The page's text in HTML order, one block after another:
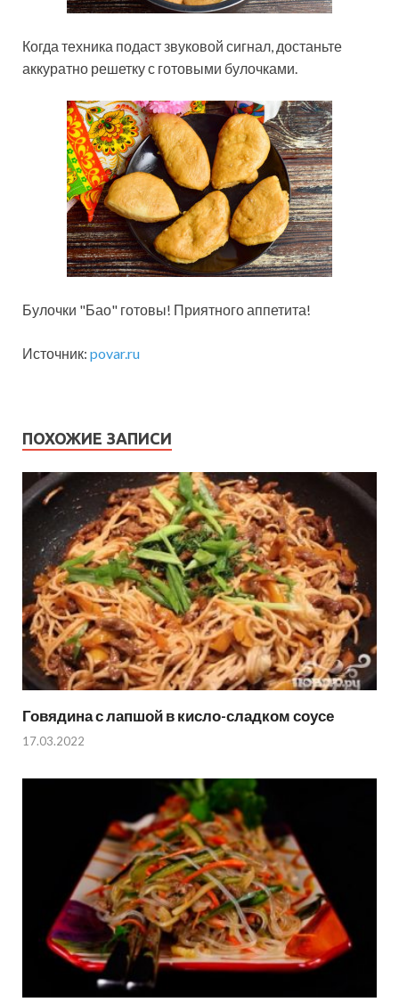
Когда техника подаст звуковой сигнал, достаньте
аккуратно решетку с готовыми булочками.
Булочки "Бао" готовы! Приятного аппетита!
Источник: povar.ru
ПОХОЖИЕ ЗАПИСИ
Говядина с лапшой в кисло-сладком соусе
17.03.2022